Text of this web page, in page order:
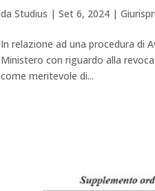
daStudius |Set 6, 2024 |
In relazione ad una procedura di
Ministero con riguardo alla
come meritevole di...